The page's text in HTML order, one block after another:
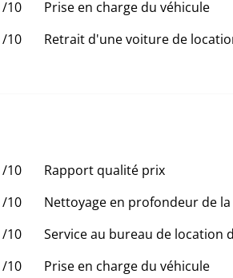
/10
Prise en charge du véhicule
/10 Retrait d'une voiture de
/10
Rapport qualité prix
/10
Nettoyage en profondeur de
/10
Service au bureau de location
/10 Prise en charge du véhicule